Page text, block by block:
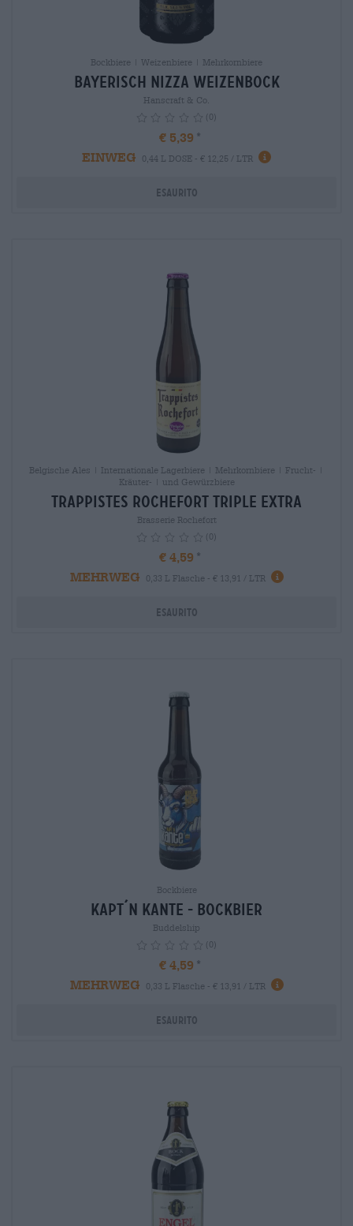
Bockbiere | Weizenbiere | Mehrkornbiere
Bayerisch Nizza Weizenbock
Hanscraft & Co.
(0)
€ 5,39
EINWEG
0,44 L DOSE - € 12,25 / LTR info
Esaurito
Belgische Ales | Internationale Lagerbiere | Mehrkornbiere | Frucht- |
Kräuter- | und Gewürzbiere
Trappistes Rochefort Triple Extra
Brasserie Rochefort
(0)
€ 4,59
MEHRWEG
0,33 L Flasche - € 13,91 / LTR info
Esaurito
Bockbiere
Kapt´n Kante - Bockbier
Buddelship
(0)
€ 4,59
MEHRWEG
0,33 L Flasche - € 13,91 / LTR info
Esaurito